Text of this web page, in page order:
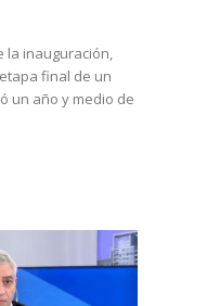
la inauguración,
final de un
un año y medio de